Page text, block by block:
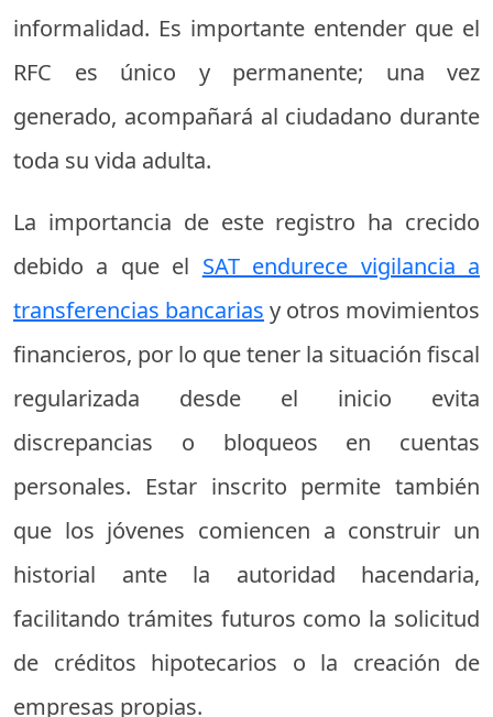
informalidad. Es importante entender que el
RFC es único y permanente; una vez
generado, acompañará al ciudadano durante
toda su vida adulta.
La importancia de este registro ha crecido
debido a que el SAT endurece vigilancia a
transferencias bancarias y otros movimientos
financieros, por lo que tener la situación fiscal
regularizada desde el inicio evita
discrepancias o bloqueos en cuentas
personales. Estar inscrito permite también
que los jóvenes comiencen a construir un
historial ante la autoridad hacendaria,
facilitando trámites futuros como la solicitud
de créditos hipotecarios o la creación de
empresas propias.